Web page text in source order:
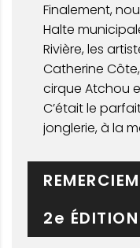
Finalement,
Halte
Rivière, les
Catherine
cirque Atchou
C’était le
jonglerie, à la
2e